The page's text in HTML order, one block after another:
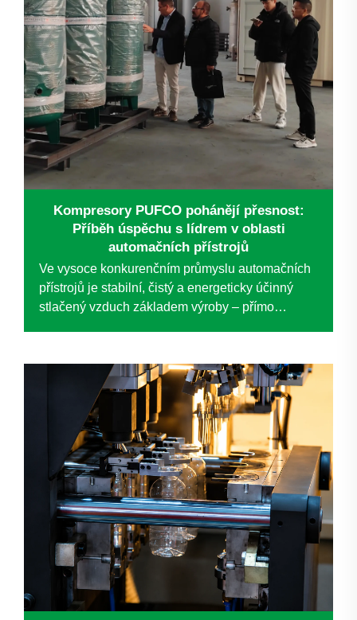
Kompresory PUFCO pohánějí přesnost:
Příběh úspěchu s lídrem v oblasti
automačních přístrojů
Ve vysoce konkurenčním průmyslu automačních
přístrojů je stabilní, čistý a energeticky účinný
stlačený vzduch základem výroby – přímo
renomovaný...